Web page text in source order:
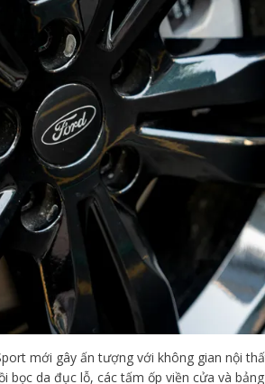
mới gây ấn tượng với không gian nội
bọc da đục lỗ, các tấm ốp viền cửa và